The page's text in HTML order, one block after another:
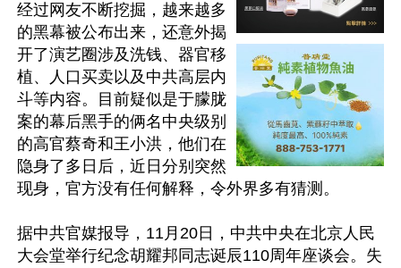
经过网友不断挖掘，越来越多
的黑幕被公布出来，还意外揭
开了演艺圈涉及洗钱、器官移
植、人口买卖以及中共高层内
斗等内容。目前疑似是于朦胧
案的幕后黑手的俩名中央级别
的高官蔡奇和王小洪，他们在
隐身了多日后，近日分别突然
现身，官方没有任何解释，令外界多有猜测。
据中共官媒报导，11月20日，中共中央在北京人民
大会堂举行纪念胡耀邦同志诞辰110周年座谈会。失